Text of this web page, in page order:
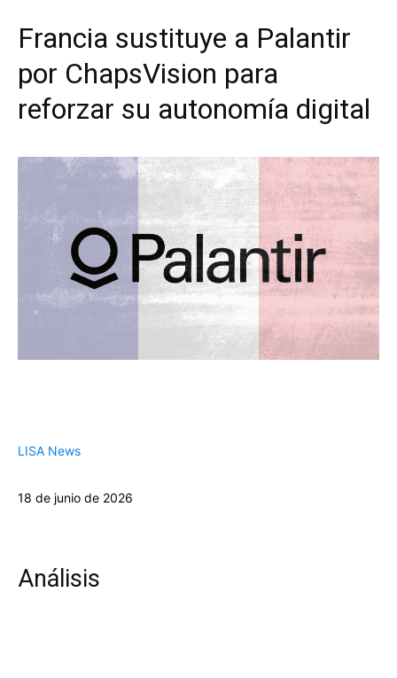
Francia sustituye a Palantir
por ChapsVision para
reforzar su autonomía digital
LISA News
18 de junio de 2026
Análisis